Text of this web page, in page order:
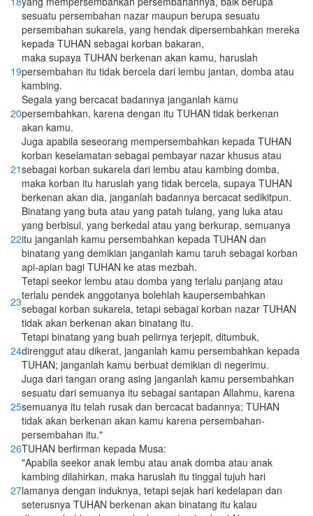
sesuatu persembahan nazar maupun berupa sesuatu
persembahan sukarela, yang hendak dipersembahkan mereka
kepada TUHAN sebagai korban bakaran,
19
maka supaya TUHAN berkenan akan kamu, haruslah
persembahan itu tidak bercela dari lembu jantan, domba atau
kambing.
20
Segala yang bercacat badannya janganlah kamu
persembahkan, karena dengan itu TUHAN tidak berkenan
akan kamu.
21
Juga apabila seseorang mempersembahkan kepada TUHAN
korban keselamatan sebagai pembayar nazar khusus atau
sebagai korban sukarela dari lembu atau kambing domba,
maka korban itu haruslah yang tidak bercela, supaya TUHAN
berkenan akan dia, janganlah badannya bercacat sedikitpun.
22
Binatang yang buta atau yang patah tulang, yang luka atau
yang berbisul, yang berkedal atau yang berkurap, semuanya
itu janganlah kamu persembahkan kepada TUHAN dan
binatang yang demikian janganlah kamu taruh sebagai korban
api-apian bagi TUHAN ke atas mezbah.
23
Tetapi seekor lembu atau domba yang terlalu panjang atau
terlalu pendek anggotanya bolehlah kaupersembahkan
sebagai korban sukarela, tetapi sebagai korban nazar TUHAN
tidak akan berkenan akan binatang itu.
24
Tetapi binatang yang buah pelirnya terjepit, ditumbuk,
direnggut atau dikerat, janganlah kamu persembahkan kepada
TUHAN; janganlah kamu berbuat demikian di negerimu.
25
Juga dari tangan orang asing janganlah kamu persembahkan
sesuatu dari semuanya itu sebagai santapan Allahmu, karena
semuanya itu telah rusak dan bercacat badannya; TUHAN
tidak akan berkenan akan kamu karena persembahan-
persembahan itu."
26TUHAN berfirman kepada Musa:
27
"Apabila seekor anak lembu atau anak domba atau anak
kambing dilahirkan, maka haruslah itu tinggal tujuh hari
lamanya dengan induknya, tetapi sejak hari kedelapan dan
seterusnya TUHAN berkenan akan binatang itu kalau